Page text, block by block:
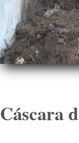
Cáscara